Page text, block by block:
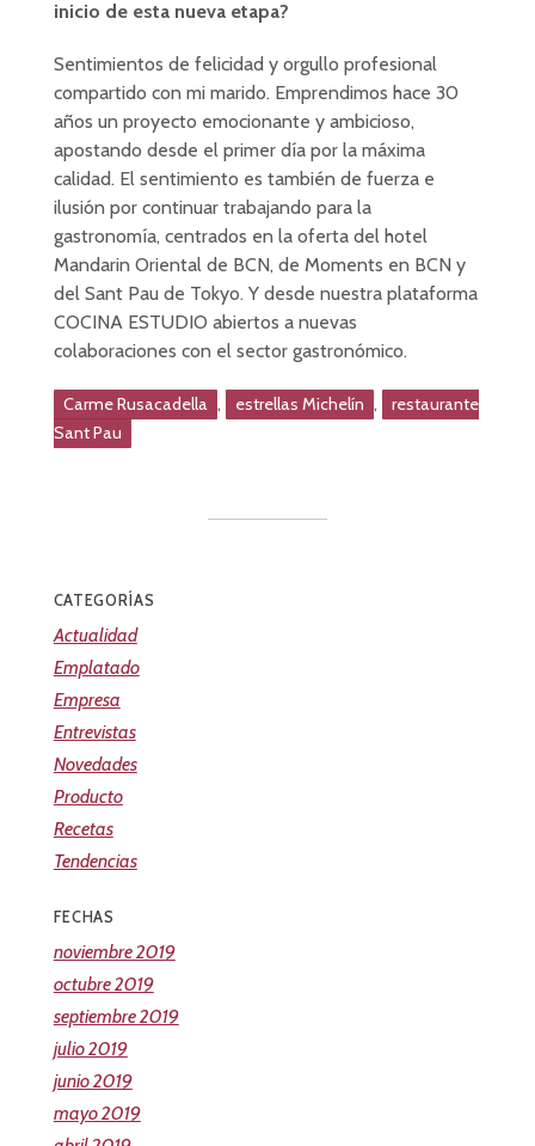
inicio de esta nueva etapa?
Sentimientos de felicidad y orgullo profesional
compartido con mi marido. Emprendimos hace 30
años un proyecto emocionante y ambicioso,
apostando desde el primer día por la máxima
calidad. El sentimiento es también de fuerza e
ilusión por continuar trabajando para la
gastronomía, centrados en la oferta del hotel
Mandarin Oriental de BCN, de Moments en BCN y
del Sant Pau de Tokyo. Y desde nuestra plataforma
COCINA ESTUDIO abiertos a nuevas
colaboraciones con el sector gastronómico.
Carme Rusacadella , estrellas Michelín ,
restaurante
Sant Pau
CATEGORÍAS
Actualidad
Emplatado
Empresa
Entrevistas
Novedades
Producto
Recetas
Tendencias
FECHAS
noviembre 2019
octubre 2019
septiembre 2019
julio 2019
junio 2019
mayo 2019